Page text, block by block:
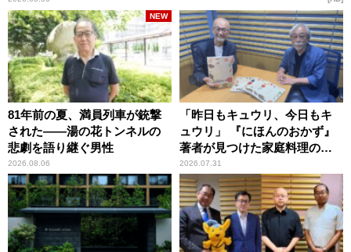
81年前の夏、満員列車が銃撃
された――湯の花トンネルの
悲劇を語り継ぐ男性
2026.08.06
NEW
「昨日もキュウリ、今日もキ
ュウリ」 『にほんのおかず』
著者が見つけた家庭料理の知
恵
2026.07.31